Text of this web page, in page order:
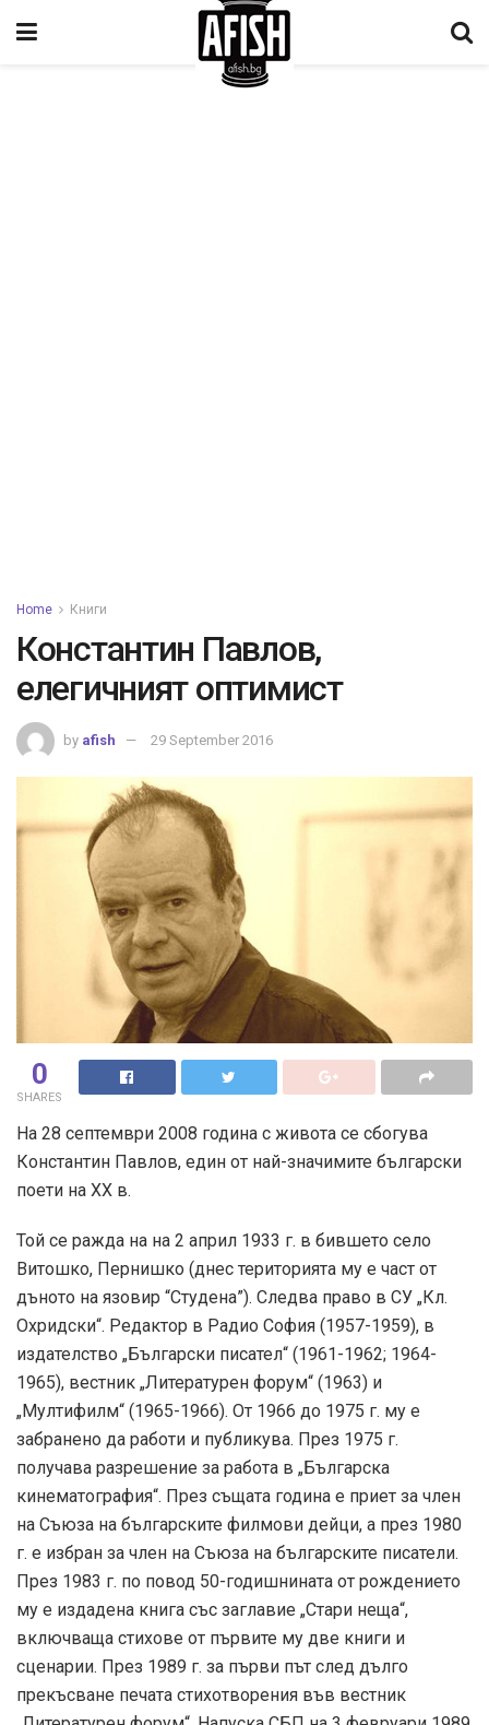
Home Книги
Константин Павлов,
елегичният оптимист
by afish 29 September 2016
0
SHARES
На 28 септември 2008 година с живота се сбогува
Константин Павлов, eдин от най-значимите български
поети на ХХ в.
Той се ражда на на 2 април 1933 г. в бившето село
Витошко, Пернишко (днес територията му е част от
дъното на язовир “Студена”). Следва право в СУ „Кл.
Охридски“. Редактор в Радио София (1957-1959), в
издателство „Български писател“ (1961-1962; 1964-
1965), вестник „Литературен форум“ (1963) и
„Мултифилм“ (1965-1966). От 1966 до 1975 г. му е
забранено да работи и публикува. През 1975 г.
получава разрешение за работа в „Българска
кинематография“. През същата година е приет за член
на Съюза на българските филмови дейци, а през 1980
г. е избран за член на Съюза на българските писатели.
През 1983 г. по повод 50-годишнината от рождението
му е издадена книга със заглавие „Стари неща“,
включваща стихове от първите му две книги и
сценарии. През 1989 г. за първи път след дълго
прекъсване печата стихотворения във вестник